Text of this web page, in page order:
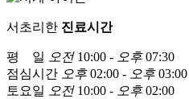
서초리한 진료시간
평 일 오전10:00 - 오후07:30
점심시간 오후02:00 - 오후03:00
토요일 오전10:00 - 오후02:00